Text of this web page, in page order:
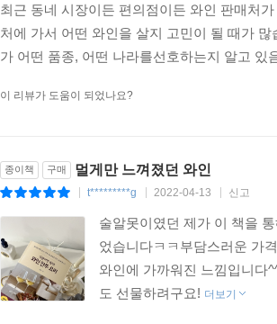
최근 동네 시장이든 편의점이든 와인 판매처
처에 가서 어떤 와인을 살지 고민이 될 때가
가 어떤 품종, 어떤 나라를선호하는지 알고
이 리뷰가 도움이 되었나요?
종이책 구매 멀게만 느껴졌던 와인
t*********g 2022-04-13 신고
술알못이였던 제가 이 책을
었습니다ㅋㅋ부담스러운 가
와인에 가까워진 느낌입니다
도 선물하려구요! 더보기